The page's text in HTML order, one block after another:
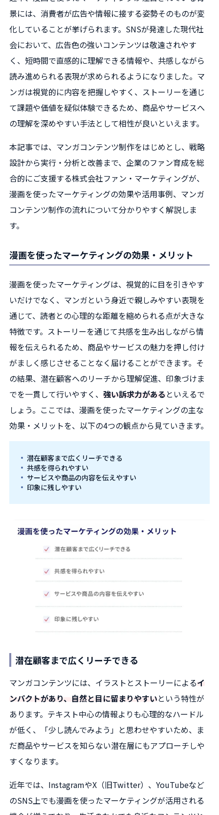
景には、消費者が広告や情報に接する姿勢そのものが変
化していることが挙げられます。SNSが発達した現代社
会において、広告色の強いコンテンツは敬遠されやす
く、短時間で直感的に理解できる情報や、共感しながら
読み進められる表現が求められるようになりました。マ
ンガは視覚的に内容を把握しやすく、ストーリーを通じ
て課題や価値を疑似体験できるため、商品やサービスへ
の理解を深めやすい手法として相性が良いといえます。
本記事では、マンガコンテンツ制作をはじめとし、戦略
設計から実行・分析と改善まで、企業のファン育成を総
合的にご支援する株式会社ファン・マーケティングが、
漫画を使ったマーケティングの効果や活用事例、マンガ
コンテンツ制作の流れについて分かりやすく解説しま
す。
漫画を使ったマーケティングの効果・メリット
漫画を使ったマーケティングは、視覚的に目を引きやす
いだけでなく、マンガという身近で親しみやすい表現を
通じて、読者との心理的な距離を縮められる点が大きな
特徴です。ストーリーを通じて共感を生み出しながら情
報を伝えられるため、商品やサービスの魅力を押し付け
がましく感じさせることなく届けることができます。そ
の結果、潜在顧客へのリーチから理解促進、印象づけま
でを一貫して行いやすく、 強い訴求力がある といえるで
しょう。ここでは、漫画を使ったマーケティングの主な
効果・メリットを、以下の4つの観点から見ていきます。
潜在顧客まで広くリーチできる
共感を得られやすい
サービスや商品の内容を伝えやすい
印象に残しやすい
潜在顧客まで広くリーチできる
マンガコンテンツには、イラストとストーリーによるイ
ンパクトがあり、自然と目に留まりやすいという特性が
あります。テキスト中心の情報よりも心理的なハードル
が低く、「少し読んでみよう」と思わせやすいため、ま
だ商品やサービスを知らない潜在層にもアプローチしや
すくなります。
近年では、InstagramやX（旧Twitter）、YouTubeなど
のSNS上でも漫画を使ったマーケティングが活用される